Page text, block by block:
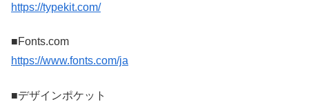
https://typekit.com/
■Fonts.com
https://www.fonts.com/ja
■デザインポケット